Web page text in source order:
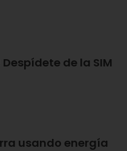
de la SIM
usando energía